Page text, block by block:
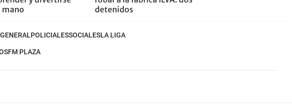
mano
detenidos
POLICIALESSOCIALESLA LIGA
FM PLAZA